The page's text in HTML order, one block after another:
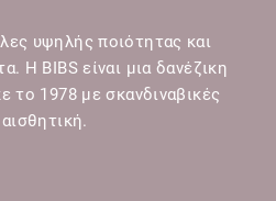
υψηλής ποιότητας και
Η BIBS είναι μια δανέζικη
το 1978 με σκανδιναβικές